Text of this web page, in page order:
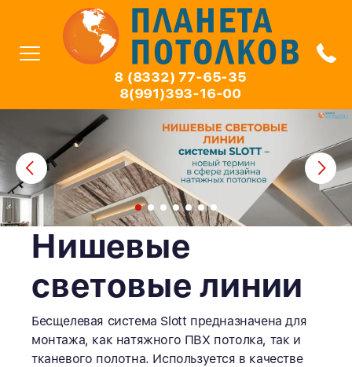
8 (8332) 77-65-35
8(991)393-16-00
Нишевые
световые линии
Бесщелевая система Slott предназначена для
монтажа, как натяжного ПВХ потолка, так и
тканевого полотна. Используется в качестве